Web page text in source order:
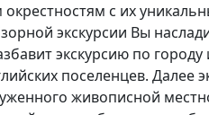
окрестностям с их
экскурсии Вы
экскурсию по городу
поселенцев. Далее
живописной